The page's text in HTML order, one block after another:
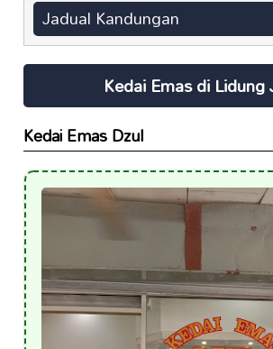
Jadual Kandungan
Kedai Emas di Lidung
Kedai Emas Dzul